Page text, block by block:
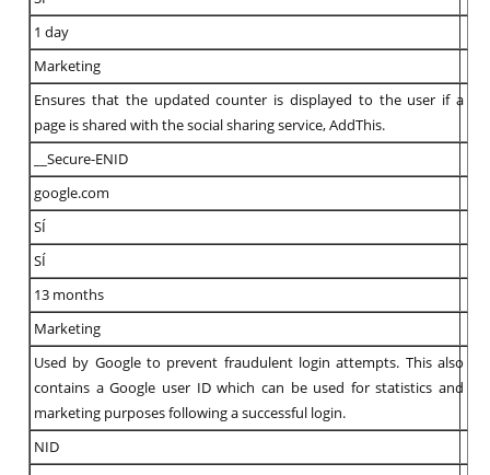
1 day
Marketing
Ensures that the updated counter is displayed to the user if a
page is shared with the social sharing service, AddThis.
__Secure-ENID
google.com
SÍ
SÍ
13 months
Marketing
Used by Google to prevent fraudulent login attempts. This also
contains a Google user ID which can be used for statistics and
marketing purposes following a successful login.
NID